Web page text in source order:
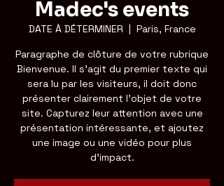
Madec's events
DATE À DÉTERMINER
  |
Paris, France
Paragraphe de clôture de votre rubrique
Bienvenue. Il s'agit du premier texte qui
sera lu par les visiteurs, il doit donc
présenter clairement l'objet de votre
site. Capturez leur attention avec une
présentation intéressante, et ajoutez
une image ou une vidéo pour plus
d'impact.